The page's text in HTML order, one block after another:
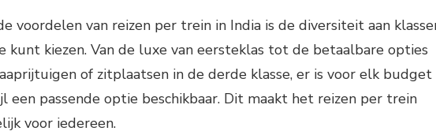
voordelen van reizen per trein in India is de diversiteit aan
kunt kiezen. Van de luxe van eersteklas tot de betaalbare opties
of zitplaatsen in de derde klasse, er is voor elk budget
een passende optie beschikbaar. Dit maakt het reizen per trein
voor iedereen.